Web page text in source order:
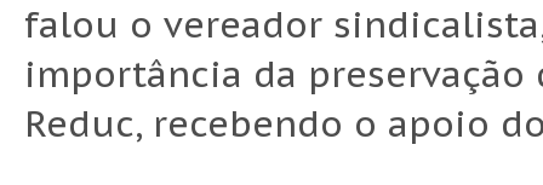
falou o vereador
importância da
Reduc, recebendo o apoio